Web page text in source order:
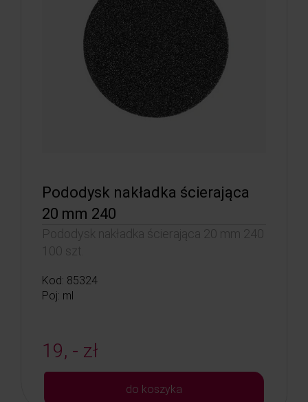
Pododysk nakładka ścierająca
20 mm 240
Pododysk nakładka ścierająca 20 mm 240
100 szt.
Kod: 85324
Poj: ml
19, - zł
do koszyka